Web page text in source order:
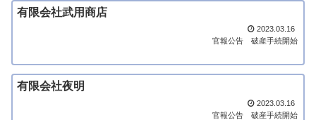
有限会社武用商店
2023.03.16
官報公告
破産手続開始
有限会社夜明
2023.03.16
官報公告
破産手続開始